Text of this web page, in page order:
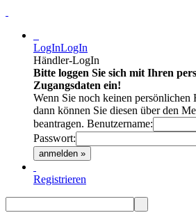
LogInLogIn
Händler-LogIn
Bitte loggen Sie sich mit Ihren
Zugangsdaten ein!
Wenn Sie noch keinen persönlichen
dann können Sie diesen über den
beantragen. Benutzername:
Passwort:
anmelden »
Registrieren